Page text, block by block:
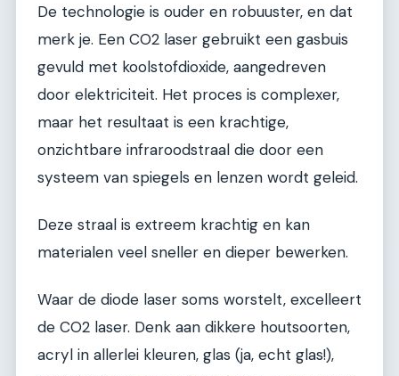
De technologie is ouder en robuuster, en dat
merk je. Een CO2 laser gebruikt een gasbuis
gevuld met koolstofdioxide, aangedreven
door elektriciteit. Het proces is complexer,
maar het resultaat is een krachtige,
onzichtbare infraroodstraal die door een
systeem van spiegels en lenzen wordt geleid.
Deze straal is extreem krachtig en kan
materialen veel sneller en dieper bewerken.
Waar de diode laser soms worstelt, excelleert
de CO2 laser. Denk aan dikkere houtsoorten,
acryl in allerlei kleuren, glas (ja, echt glas!),